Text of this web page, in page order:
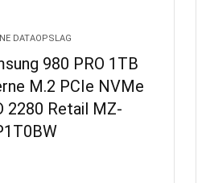
DATAOPSLAG
980 PRO 1TB
M.2 PCIe NVMe
2280 Retail MZ-